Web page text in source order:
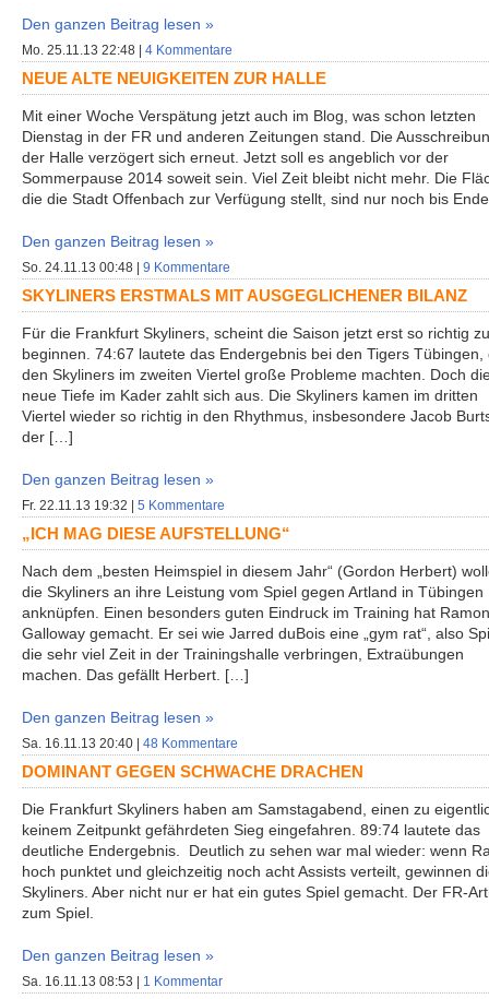
Den ganzen Beitrag lesen »
Mo. 25.11.13 22:48 | 4 Kommentare
NEUE ALTE NEUIGKEITEN ZUR HALLE
Mit einer Woche Verspätung jetzt auch im Blog, was schon letzten
Dienstag in der FR und anderen Zeitungen stand. Die
der Halle verzögert sich erneut. Jetzt soll es angeblich vor der
Sommerpause 2014 soweit sein. Viel Zeit bleibt nicht mehr. Die
die die Stadt Offenbach zur Verfügung stellt, sind nur noch bis
Den ganzen Beitrag lesen »
So. 24.11.13 00:48 | 9 Kommentare
SKYLINERS ERSTMALS MIT AUSGEGLICHENER BILANZ
Für die Frankfurt Skyliners, scheint die Saison jetzt erst so richtig zu
beginnen. 74:67 lautete das Endergebnis bei den Tigers Tübingen,
den Skyliners im zweiten Viertel große Probleme machten. Doch
neue Tiefe im Kader zahlt sich aus. Die Skyliners kamen im dritten
Viertel wieder so richtig in den Rhythmus, insbesondere Jacob
der […]
Den ganzen Beitrag lesen »
Fr. 22.11.13 19:32 | 5 Kommentare
„ICH MAG DIESE AUFSTELLUNG“
Nach dem „besten Heimspiel in diesem Jahr“ (Gordon Herbert)
die Skyliners an ihre Leistung vom Spiel gegen Artland in Tübingen
anknüpfen. Einen besonders guten Eindruck im Training hat Ramon
Galloway gemacht. Er sei wie Jarred duBois eine „gym rat“, also
die sehr viel Zeit in der Trainingshalle verbringen, Extraübungen
machen. Das gefällt Herbert. […]
Den ganzen Beitrag lesen »
Sa. 16.11.13 20:40 | 48 Kommentare
DOMINANT GEGEN SCHWACHE DRACHEN
Die Frankfurt Skyliners haben am Samstagabend, einen zu
keinem Zeitpunkt gefährdeten Sieg eingefahren. 89:74 lautete das
deutliche Endergebnis. Deutlich zu sehen war mal wieder: wenn
hoch punktet und gleichzeitig noch acht Assists verteilt, gewinnen
Skyliners. Aber nicht nur er hat ein gutes Spiel gemacht. Der FR-
zum Spiel.
Den ganzen Beitrag lesen »
Sa. 16.11.13 08:53 | 1 Kommentar